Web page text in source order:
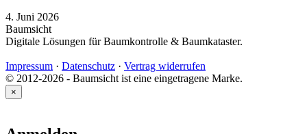
4. Juni 2026
Baumsicht
Digitale Lösungen für Baumkontrolle & Baumkataster.
Impressum · Datenschutz · Vertrag widerrufen
© 2012-2026 - Baumsicht ist eine eingetragene Marke.
×